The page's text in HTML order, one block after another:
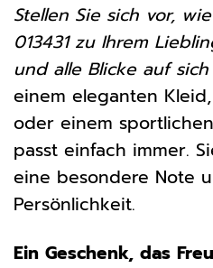
Stellen Sie sich vor,
013431 zu Ihrem
und alle Blicke auf
einem eleganten
oder einem
passt einfach immer.
eine besondere Note
Persönlichkeit.
Ein Geschenk, das